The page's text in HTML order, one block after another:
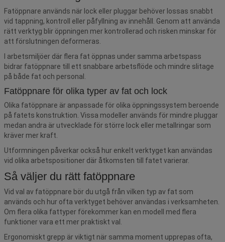
Fatöppnare används när lock eller pluggar behöver lossas snabbt
vid tappning, kontroll eller påfyllning av innehåll. Genom att använda
rätt verktyg blir öppningen mer kontrollerad och risken minskar för
att förslutningen deformeras.
I arbetsmiljöer där flera fat öppnas under samma arbetspass
bidrar fatöppnare till ett snabbare arbetsflöde och mindre slitage
på både fat och personal.
Fatöppnare för olika typer av fat och lock
Olika fatöppnare är anpassade för olika öppningssystem beroende
på fatets konstruktion. Vissa modeller används för mindre pluggar
medan andra är utvecklade för större lock eller metallringar som
kräver mer kraft.
Utformningen påverkar också hur enkelt verktyget kan användas
vid olika arbetspositioner där åtkomsten till fatet varierar.
Så väljer du rätt fatöppnare
Vid val av fatöppnare bör du utgå från vilken typ av fat som
används och hur ofta verktyget behöver användas i verksamheten.
Om flera olika fattyper förekommer kan en modell med flera
funktioner vara ett mer praktiskt val.
Ergonomiskt grepp är viktigt när samma moment upprepas ofta,